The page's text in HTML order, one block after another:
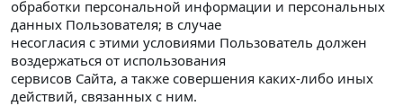
обработки персональной информации и персональных
данных Пользователя; в случае
несогласия с этими условиями Пользователь должен
воздержаться от использования
сервисов Сайта, а также совершения каких-либо иных
действий, связанных с ним.